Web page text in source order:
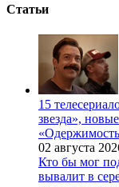
Статьи
15
звезда»,
02 августа
Кто бы мог
вывалит в